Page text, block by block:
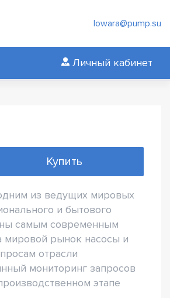
lowara@pump.su
Личный кабинет
Купить
из ведущих мировых
и бытового
самым современным
мировой рынок насосы и
отрасли
мониторинг запросов
этапе